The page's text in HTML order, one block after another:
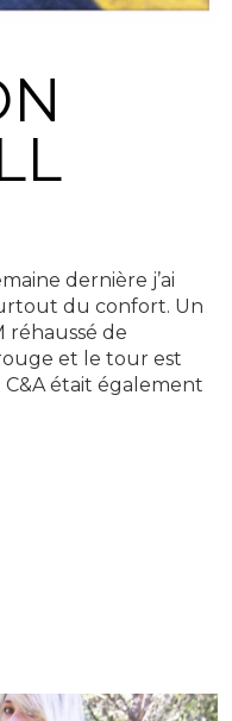
dernière j’ai
du confort. Un
réhaussé de
et le tour est
était également